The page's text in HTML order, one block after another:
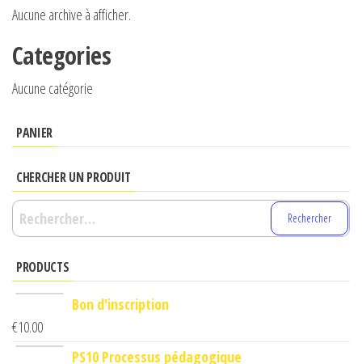
Aucune archive à afficher.
Categories
Aucune catégorie
PANIER
CHERCHER UN PRODUIT
Rechercher :
PRODUCTS
Bon d'inscription
€10.00
PS10 Processus pédagogique